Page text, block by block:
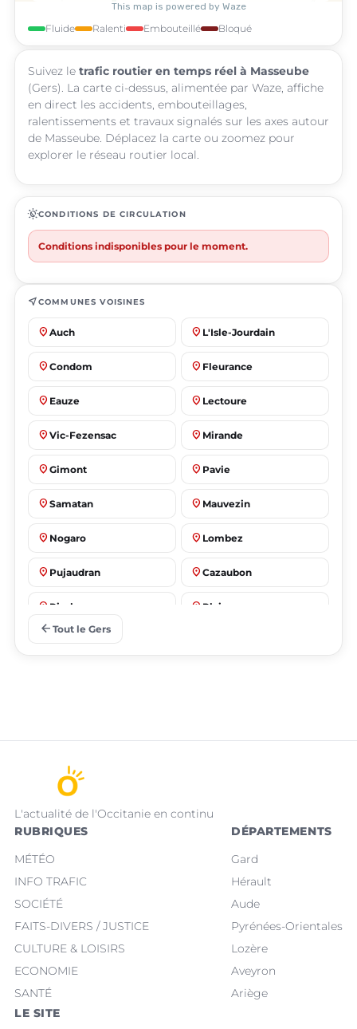
Fluide Ralenti Embouteillé Bloqué
Suivez le trafic routier en temps réel à Masseube
(Gers). La carte ci-dessus, alimentée par Waze, affiche
en direct les accidents, embouteillages,
ralentissements et travaux signalés sur les axes autour
de Masseube. Déplacez la carte ou zoomez pour
explorer le réseau routier local.
routineCONDITIONS DE CIRCULATION
Conditions indisponibles pour le moment.
near_meCOMMUNES VOISINES
place Auch place L'Isle-Jourdain
place Condom place Fleurance
place Eauze place Lectoure
place Vic-Fezensac place Mirande
place Gimont place Pavie
place Samatan place Mauvezin
place Nogaro place Lombez
place Pujaudran place Cazaubon
place Riscle place Plaisance
arrow_back Tout le Gers
L'actualité de l'Occitanie en continu
RUBRIQUES
MÉTÉO
INFO TRAFIC
SOCIÉTÉ
FAITS-DIVERS / JUSTICE
CULTURE & LOISIRS
ECONOMIE
SANTÉ
DÉPARTEMENTS
Gard
Hérault
Aude
Pyrénées-Orientales
Lozère
Aveyron
Ariège
LE SITE